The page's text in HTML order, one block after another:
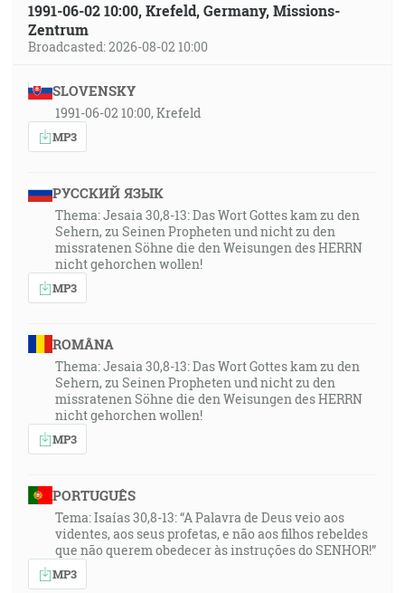
1991-06-02 10:00, Krefeld, Germany, Missions-
Zentrum
Broadcasted: 2026-08-02 10:00
SLOVENSKY
1991-06-02 10:00, Krefeld
MP3
РУССКИЙ ЯЗЫК
Thema: Jesaia 30,8-13: Das Wort Gottes kam zu den
Sehern, zu Seinen Propheten und nicht zu den
missratenen Söhne die den Weisungen des HERRN
nicht gehorchen wollen!
MP3
ROMÂNA
Thema: Jesaia 30,8-13: Das Wort Gottes kam zu den
Sehern, zu Seinen Propheten und nicht zu den
missratenen Söhne die den Weisungen des HERRN
nicht gehorchen wollen!
MP3
PORTUGUÊS
Tema: Isaías 30,8-13: “A Palavra de Deus veio aos
videntes, aos seus profetas, e não aos filhos rebeldes
que não querem obedecer às instruções do SENHOR!”
MP3